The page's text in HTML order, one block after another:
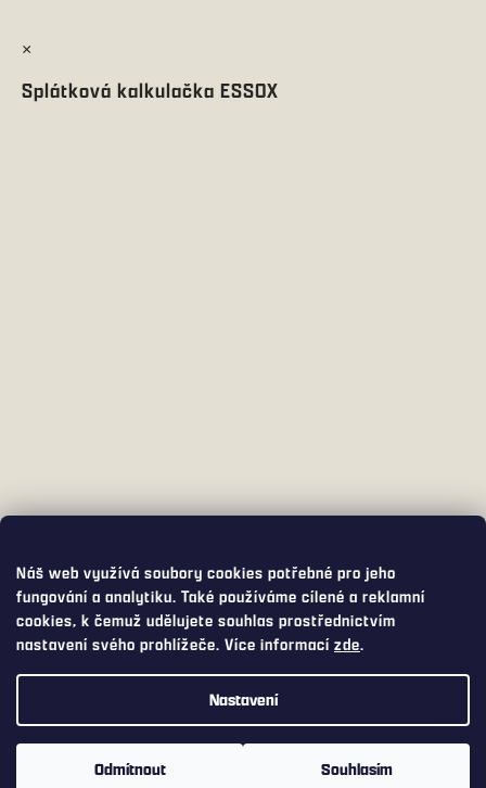
Náš web využívá soubory cookies potřebné pro jeho
fungování a analytiku. Také používáme cílené a reklamní
cookies, k čemuž udělujete souhlas prostřednictvím
nastavení svého prohlížeče. Více informacízde.
Nastavení
Odmítnout Souhlasím
Využijte přepravu s DPD PICKUP za pouhých 75,- Kč. DPD PICKUP
Vám balíček doručí do široké nabídky výdejních míst a boxů, včetně
×
Splátková kalkulačka ESSOX